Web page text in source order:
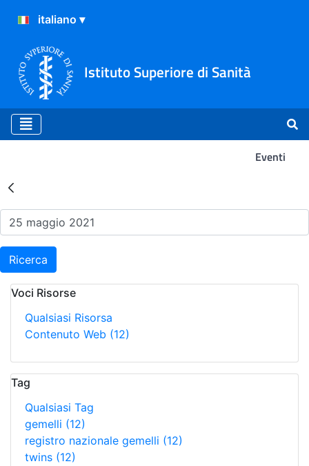
Istituto Superiore di Sanità
Eventi
Risultati della Ricerca -
Ricerca
Voci Risorse
Qualsiasi Risorsa
Contenuto Web (12)
Tag
Qualsiasi Tag
gemelli (12)
registro nazionale gemelli (12)
twins (12)